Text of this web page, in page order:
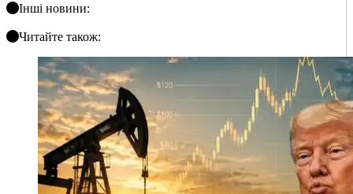
Інші новини:
Читайте також: